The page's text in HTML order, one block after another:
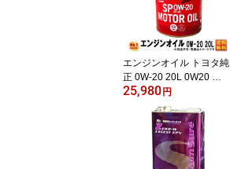
エンジンオイル トヨタ純
正 0W-20 20L 0W20 ペ
ール缶 トヨタ 純正 合成
油 SP 送料無料 (沖縄・
離島以外) 同送不可 車用
品 0888013203 08880-1
3203 TOYOTA 純正オイ
ル プリウス アクア モー
25,980 円